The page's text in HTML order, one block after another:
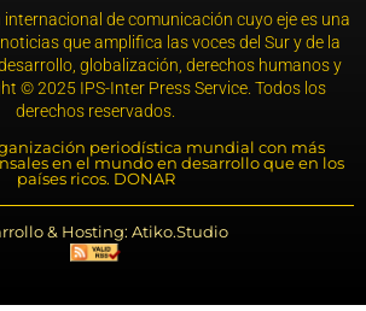
de comunicación cuyo eje es una
que amplifica las voces del Sur y de la
globalización, derechos humanos y
© 2025 IPS-Inter Press Service. Todos los
derechos reservados.
periodística mundial con más
en el mundo en desarrollo que en los
países ricos. DONAR
& Hosting: Atiko.Studio